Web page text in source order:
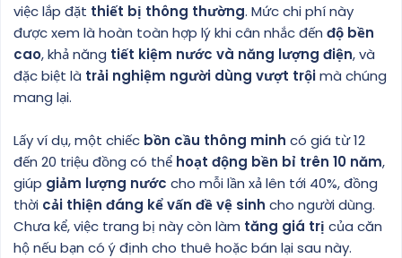
việc lắp đặt thiết bị thông thường. Mức chi phí này
được xem là hoàn toàn hợp lý khi cân nhắc đến độ bền
cao, khả năng tiết kiệm nước và năng lượng điện, và
đặc biệt là trải nghiệm người dùng vượt trộimà chúng
mang lại.
Lấy ví dụ, một chiếc bồn cầu thông minh có giá từ 12
đến 20 triệu đồng có thể hoạt động bền bỉ trên 10 năm,
giúp giảm lượng nước cho mỗi lần xả lên tới 40%, đồng
thời cải thiện đáng kể vấn đề vệ sinh cho người dùng.
Chưa kể, việc trang bị này còn làm tăng giá trị của căn
hộ nếu bạn có ý định cho thuê hoặc bán lại sau này.